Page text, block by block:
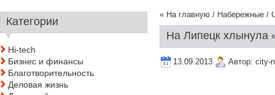
« На главную / Набережные /
На Липецк хлынула
13.09.2013 Автор: city-
Категории
Hi-tech
Бизнес и финансы
Благотворительность
Деловая жизнь